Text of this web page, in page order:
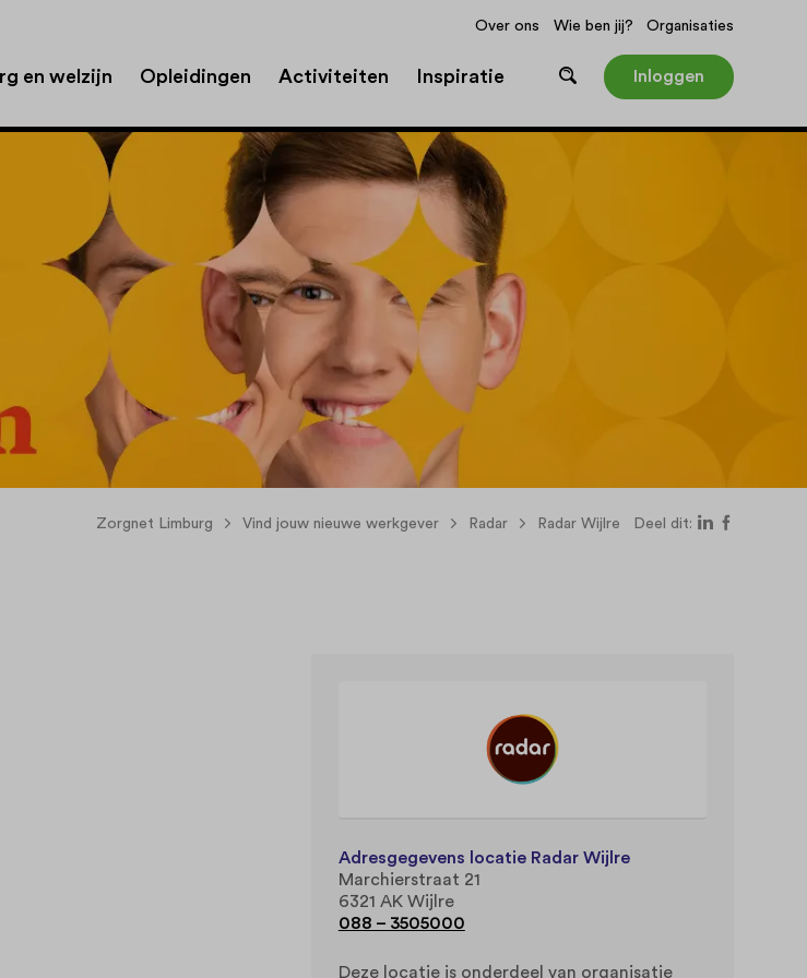
Over ons Wie ben jij? Organisaties
en welzijn Opleidingen Activiteiten Inspiratie Inloggen
Zorgnet Limburg Vind jouw nieuwe werkgever Radar Radar Wijlre Deel dit:
Adresgegevens locatie Radar Wijlre
Marchierstraat 21
6321 AK Wijlre
088 – 3505000
Deze locatie is onderdeel van organisatie